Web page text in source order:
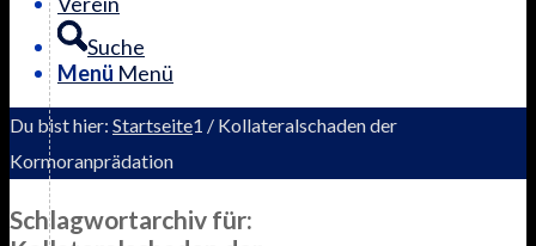
Suche
Menü Menü
Du bist hier: Startseite1 / Kollateralschaden der
Kormoranprädation
Schlagwortarchiv für: